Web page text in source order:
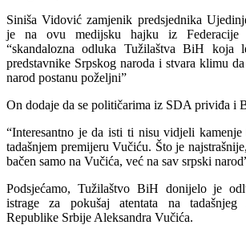
Siniša Vidović zamjenik predsjednika
je na ovu medijsku hajku iz
“skandalozna odluka Tužilaštva BiH koja
predstavnike Srpskog naroda i stvara klimu
narod postanu poželjni”
On dodaje da se političarima iz SDA priviđa i
“Interesantno je da isti ti nisu vidjeli
tadašnjem premijeru Vučiću. Što je
bačen samo na Vučića, već na sav srpski
Podsjećamo, Tužilaštvo BiH donijelo je
istrage za pokušaj atentata na tadašnjeg
Republike Srbije Aleksandra Vučića.